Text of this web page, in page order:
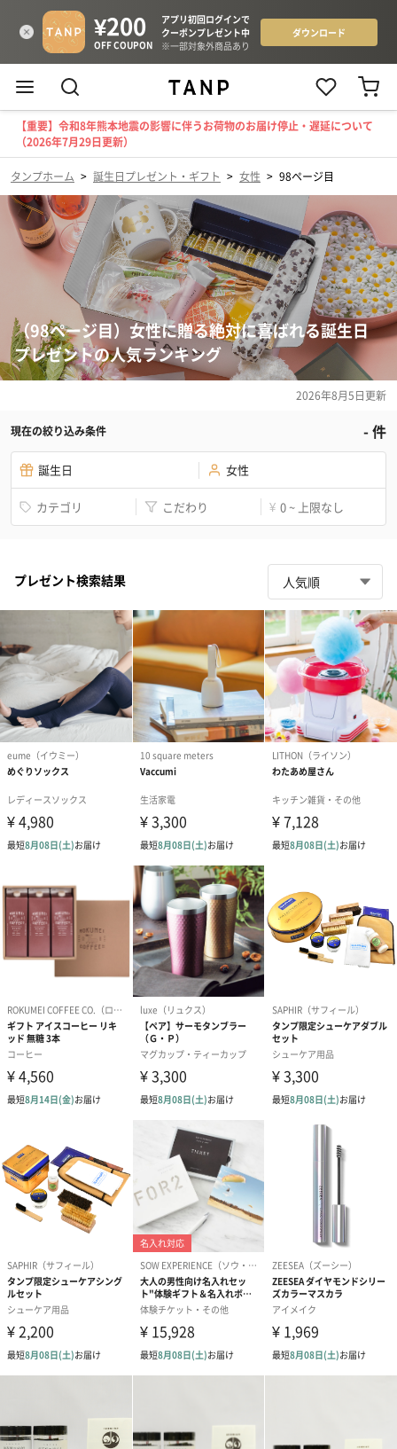
【重要】令和8年熊本地震の影響に伴うお荷物のお届け停止・遅延について
（2026年7月29日更新）
タンプホーム > 誕生日プレゼント・ギフト > 女性 > 98ページ目
（98ページ目）女性に贈る絶対に喜ばれる誕生日
プレゼントの人気ランキング
2026年8月5日更新
現在の絞り込み条件 -件
誕生日 女性
カテゴリ こだわり ¥ 0 ~ 上限なし
プレゼント検索結果